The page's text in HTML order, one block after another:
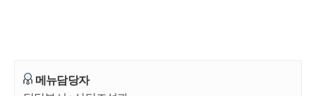
메뉴담당자